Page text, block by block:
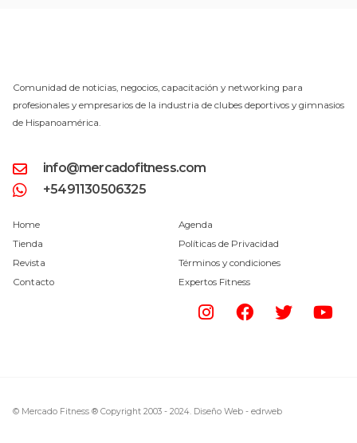
Comunidad de noticias, negocios, capacitación y networking para
profesionales y empresarios de la industria de clubes deportivos y gimnasios
de Hispanoamérica.
info@mercadofitness.com
+5491130506325
Home
Tienda
Revista
Contacto
Agenda
Políticas de Privacidad
Términos y condiciones
Expertos Fitness
© Mercado Fitness ® Copyright 2003 - 2024. Diseño Web - edrweb